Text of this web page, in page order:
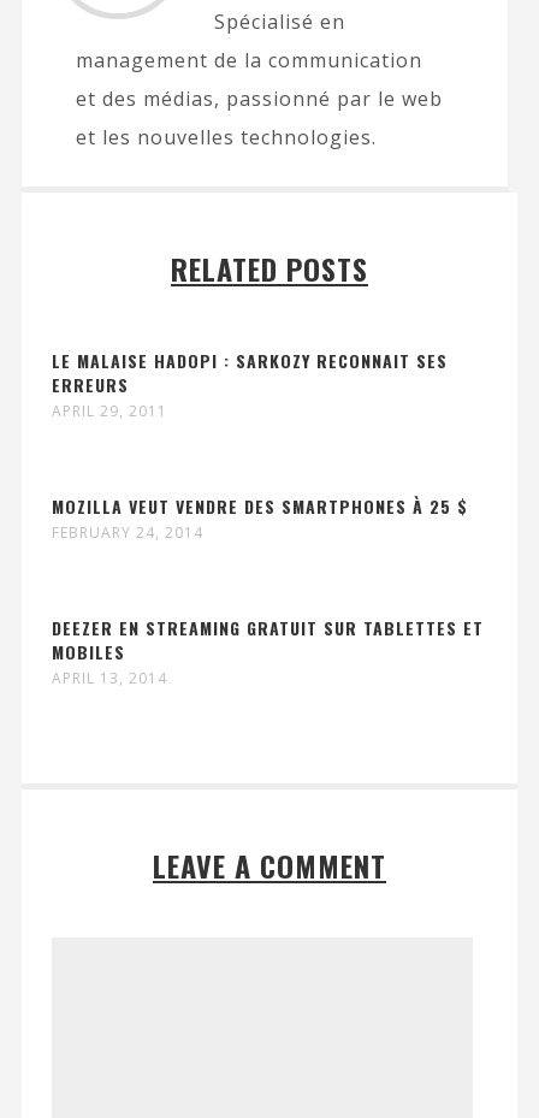
Spécialisé en
management de la communication
et des médias, passionné par le web
et les nouvelles technologies.
RELATED POSTS
LE MALAISE HADOPI : SARKOZY RECONNAIT SES
ERREURS
APRIL 29, 2011
MOZILLA VEUT VENDRE DES SMARTPHONES À 25 $
FEBRUARY 24, 2014
DEEZER EN STREAMING GRATUIT SUR TABLETTES ET
MOBILES
APRIL 13, 2014
LEAVE A COMMENT